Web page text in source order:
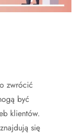
zwrócić
być
klientów.
się